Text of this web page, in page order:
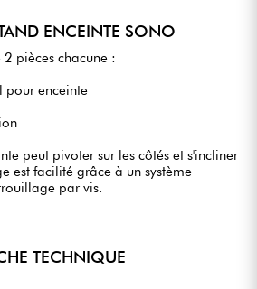
ENCEINTE SONO
pièces chacune :
pour enceinte
peut pivoter sur les côtés et s'incliner
est facilité grâce à un système
par vis.
TECHNIQUE